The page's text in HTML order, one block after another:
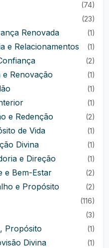
(74)
(23)
Renovada (1)
e Relacionamentos (1)
(2)
Renovação (1)
(1)
(1)
e Redenção (2)
de Vida (1)
Divina (1)
e Direção (1)
e Bem-Estar (2)
e Propósito (2)
(116)
(3)
Propósito (1)
Divina (1)